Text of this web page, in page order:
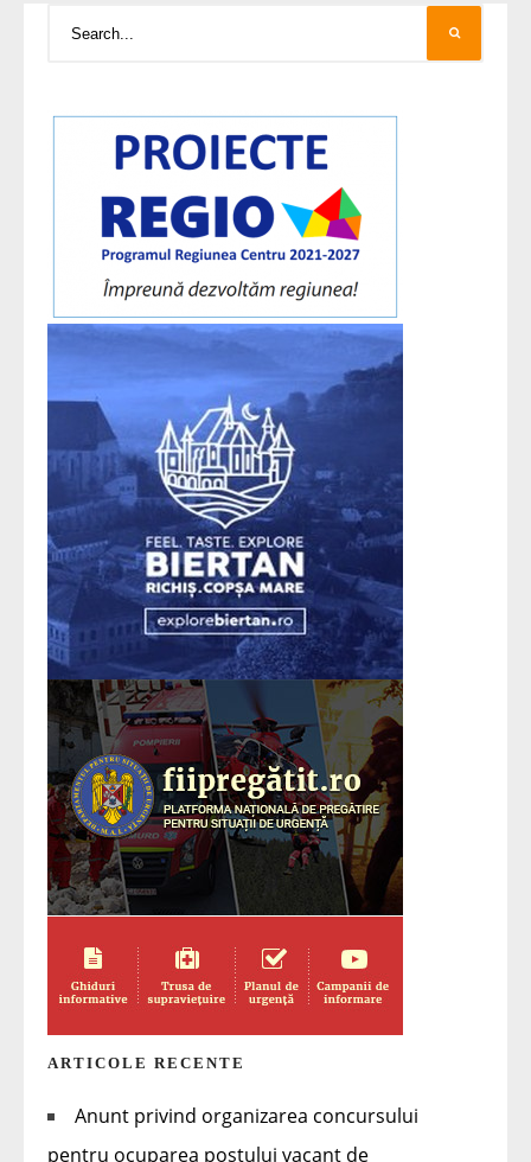
ARTICOLE RECENTE
Anunt privind organizarea concursului
pentru ocuparea postului vacant de